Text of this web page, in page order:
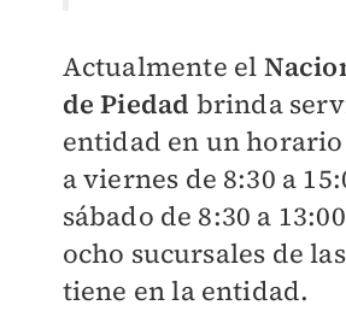
Actualmente el
de Piedad brinda
entidad en un
a viernes de 8:30 a
sábado de 8:30 a
ocho sucursales de
tiene en la entidad.